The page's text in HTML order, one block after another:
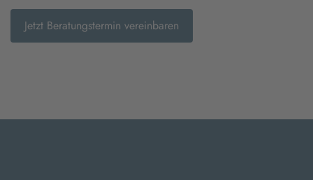
Jetzt Beratungstermin vereinbaren